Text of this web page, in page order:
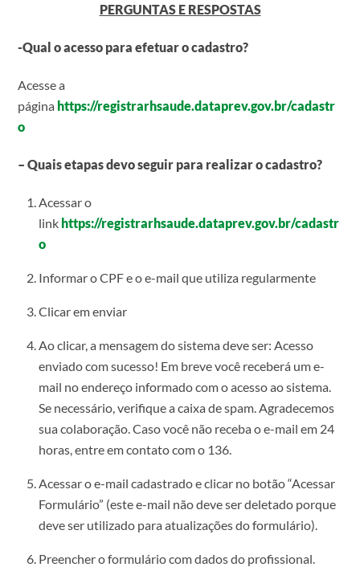
PERGUNTAS E RESPOSTAS
-Qual o acesso para efetuar o cadastro?
Acesse a
página https://registrarhsaude.dataprev.gov.br/cadastr
o
– Quais etapas devo seguir para realizar o cadastro?
Acessar o
link https://registrarhsaude.dataprev.gov.br/cadastr
o
Informar o CPF e o e-mail que utiliza regularmente
Clicar em enviar
Ao clicar, a mensagem do sistema deve ser: Acesso
enviado com sucesso! Em breve você receberá um e-
mail no endereço informado com o acesso ao sistema.
Se necessário, verifique a caixa de spam. Agradecemos
sua colaboração. Caso você não receba o e-mail em 24
horas, entre em contato com o 136.
Acessar o e-mail cadastrado e clicar no botão “Acessar
Formulário” (este e-mail não deve ser deletado porque
deve ser utilizado para atualizações do formulário).
Preencher o formulário com dados do profissional.